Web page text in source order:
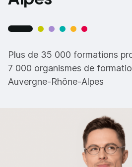
Plus de 35 000 formations
7 000 organismes de
Auvergne-Rhône-Alpes